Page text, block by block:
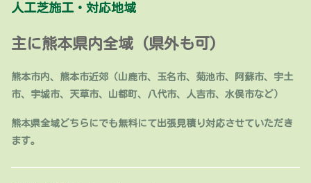
人工芝施工・対応地域
主に熊本県内全域 (県外も可)
熊本市内、熊本市近郊（山鹿市、玉名市、菊池市、阿蘇市、宇土
市、宇城市、天草市、山都町、八代市、人吉市、水俣市など）
熊本県全域どちらにでも無料にて出張見積り対応させていただき
ます。